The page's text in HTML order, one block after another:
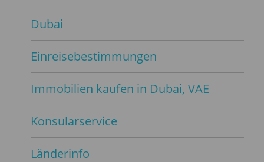
Dubai
Einreisebestimmungen
Immobilien kaufen in Dubai, VAE
Konsularservice
Länderinfo